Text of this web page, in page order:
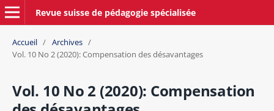
Revue suisse de pédagogie spécialisée
Accueil / Archives /
Vol. 10 No 2 (2020): Compensation des désavantages
Vol. 10 No 2 (2020): Compensation